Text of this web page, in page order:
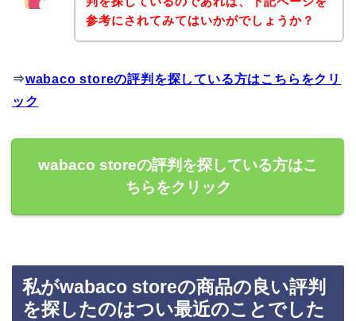
参考にされてみてはいかがでしょうか？
⇒wabaco storeの評判を探している方はこちらをクリ
ック
wabaco storeの評判を探している方はこ
ちらをクリック
私がwabaco storeの商品の良い評判
を探したのはつい最近のことでした